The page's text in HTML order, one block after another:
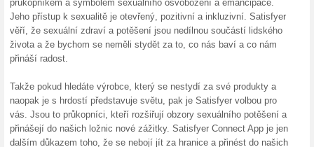
Vstupte do světa
od jakéhokoli studu
Zábrany spojené s
dnes si každý může